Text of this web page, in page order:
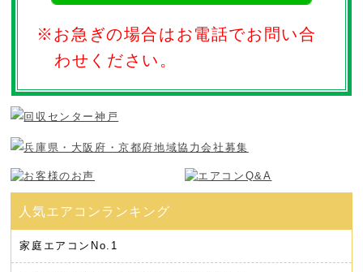
※お急ぎの場合はお電話でお問い合
わせください。
家庭エアコン No.1